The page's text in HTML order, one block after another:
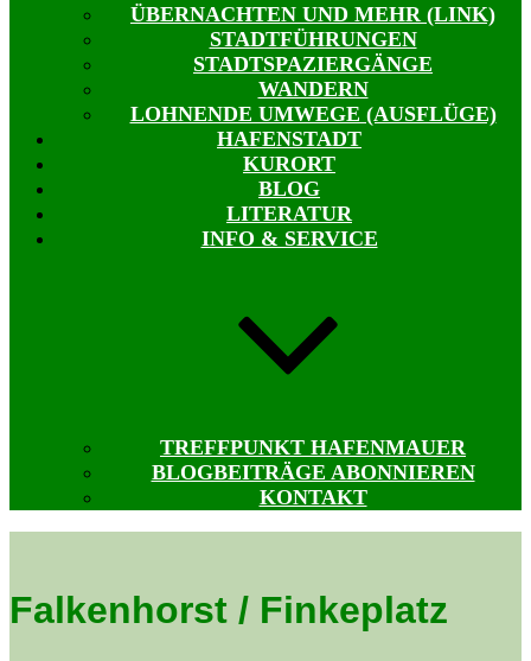
ÜBERNACHTEN UND MEHR (LINK)
STADTFÜHRUNGEN
STADTSPAZIERGÄNGE
WANDERN
LOHNENDE UMWEGE (AUSFLÜGE)
HAFENSTADT
KURORT
BLOG
LITERATUR
INFO & SERVICE
TREFFPUNKT HAFENMAUER
BLOGBEITRÄGE ABONNIEREN
KONTAKT
Falkenhorst / Finkeplatz